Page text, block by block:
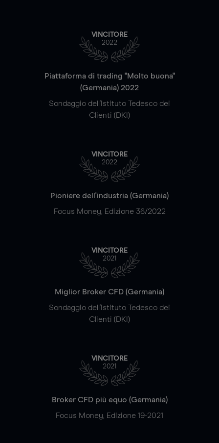
VINCITORE
2022
Piattaforma di trading "Molto buona"
(Germania) 2022
Sondaggio dell'Istituto Tedesco dei
Clienti (DKI)
VINCITORE
2022
Pioniere dell'industria (Germania)
Focus Money, Edizione 36/2022
VINCITORE
2021
Miglior Broker CFD (Germania)
Sondaggio dell'Istituto Tedesco dei
Clienti (DKI)
VINCITORE
2021
Broker CFD più equo (Germania)
Focus Money, Edizione 19-2021